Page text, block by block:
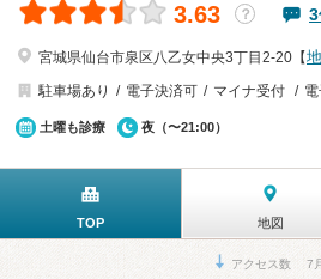
3.63 ？
宮城県仙台市泉区八乙女中央3丁目2-20【
駐車場あり
電子決済可 マイナ受付
土曜も診療 夜（〜21:00）
TOP 地図
アクセス数 7